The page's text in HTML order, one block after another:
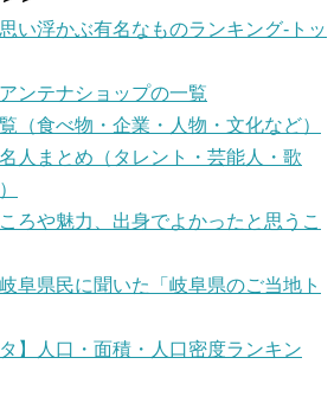
い浮かぶ有名なものランキング-トッ
ンテナショップの一覧
（食べ物・企業・人物・文化など）
人まとめ（タレント・芸能人・歌
ろや魅力、出身でよかったと思うこ
阜県民に聞いた「岐阜県のご当地ト
】人口・面積・人口密度ランキン